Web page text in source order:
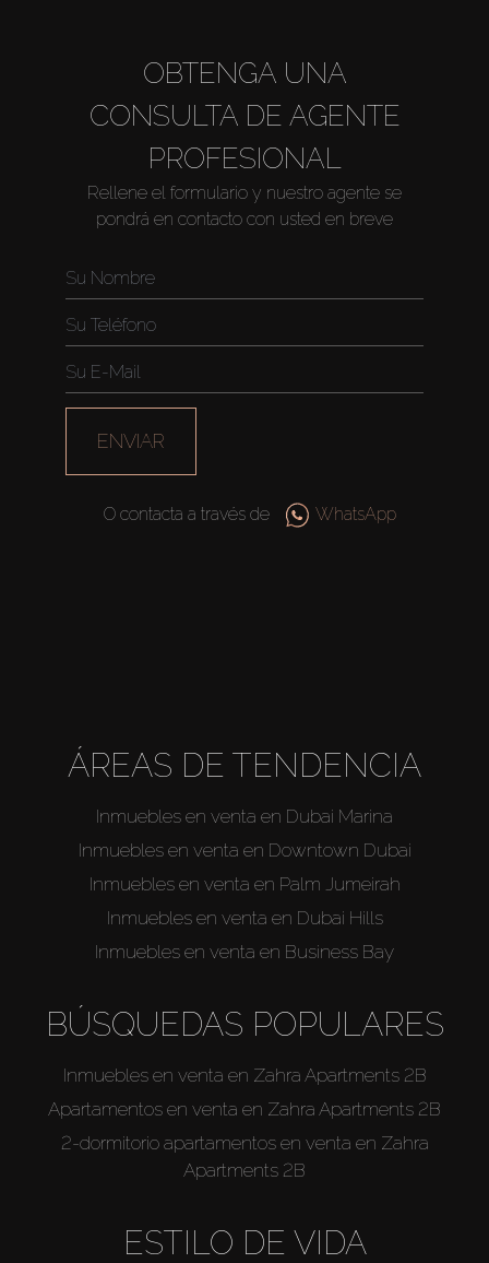
Comprar
Alquilar
OBTENGA UNA
CONSULTA DE AGENTE
PROFESIONAL
Rellene el formulario y nuestro agente se
pondrá en contacto con usted en breve
ENVIAR
O contacta a través de WhatsApp
ÁREAS DE TENDENCIA
Inmuebles en venta en Dubai Marina
Inmuebles en venta en Downtown Dubai
Inmuebles en venta en Palm Jumeirah
Inmuebles en venta en Dubai Hills
Inmuebles en venta en Business Bay
BÚSQUEDAS POPULARES
Inmuebles en venta en Zahra Apartments 2B
Apartamentos en venta en Zahra Apartments 2B
2-dormitorio apartamentos en venta en Zahra
Apartments 2B
ESTILO DE VIDA